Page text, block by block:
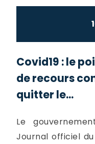
Covid19 : le
de recours
quitter le...
Le
Journal officiel du